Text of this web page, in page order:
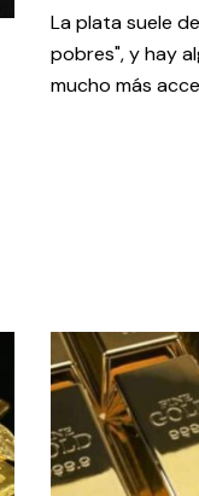
La plata suele
pobres", y hay
mucho más